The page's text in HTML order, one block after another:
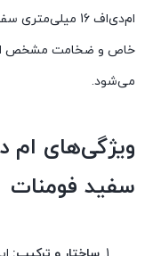
ام‌دی‌اف 16
خاص و ضخامت مشخص
می‌شود.
سفید فومنات